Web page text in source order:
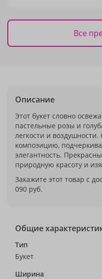
Все
Описание
Этот букет словно
пастельные розы и
легкости и
композицию,
элегантность.
природную красоту и
Закажите этот товар с
090 руб.
Общие
Тип
Букет
Ширина